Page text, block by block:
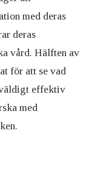
med deras
deras
vård. Hälften av
för att se vad
effektiv
med